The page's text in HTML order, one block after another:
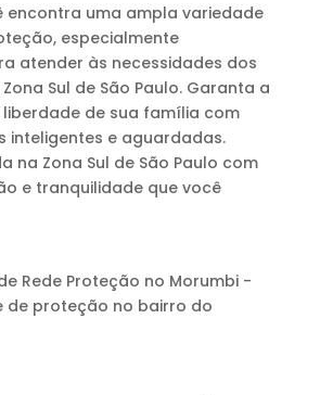
encontra uma ampla variedade
especialmente
atender às necessidades dos
Sul de São Paulo. Garanta a
de sua família com
inteligentes e aguardadas.
na Zona Sul de São Paulo com
e tranquilidade que você